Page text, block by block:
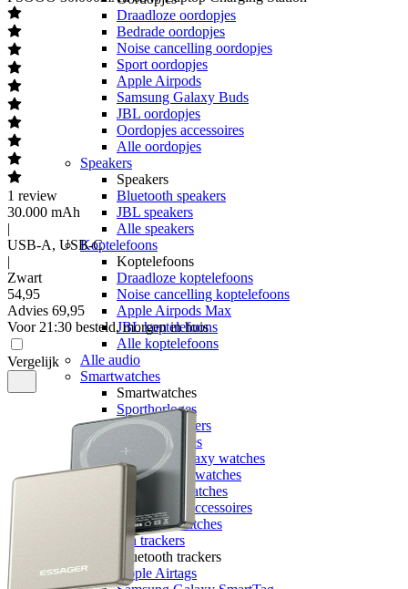
Draadloze oordopjes
Bedrade oordopjes
Noise cancelling oordopjes
Sport oordopjes
Apple Airpods
Samsung Galaxy Buds
JBL oordopjes
Oordopjes accessoires
Alle oordopjes
Speakers
Speakers
Bluetooth speakers
JBL speakers
Alle speakers
Koptelefoons
Koptelefoons
Draadloze koptelefoons
Noise cancelling koptelefoons
Apple Airpods Max
JBL koptelefoons
Alle koptelefoons
Alle audio
Smartwatches
Smartwatches
Sporthorloges
Activity trackers
Apple watches
Samsung Galaxy watches
Garmin smartwatches
Polar smartwatches
Smartwatch accessoires
Alle smartwatches
Bluetooth trackers
Bluetooth trackers
Apple Airtags
1 review
30.000 mAh
|
USB-A, USB-C
|
Zwart
54,95
Advies 69,95
Voor 21:30 besteld, morgen in huis
Vergelijk